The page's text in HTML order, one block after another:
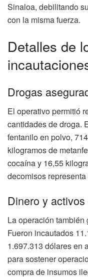
Sinaloa, debilitando
con la misma fuerza.
Detalles de
Drogas
El operativo permitió
cantidades de droga.
fentanilo en polvo,
kilogramos de
cocaína y 16,55
decomisos
Dinero y
La operación
Fueron incautados
1.697.313 dólares en
para sostener
compra de insumos